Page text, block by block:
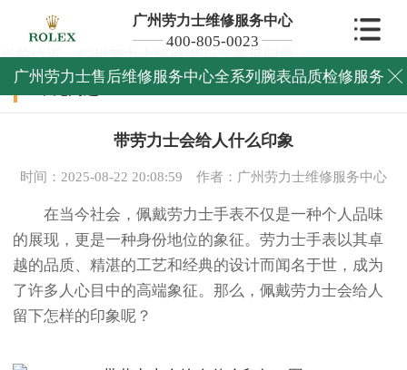
广州劳力士维修服务中心
400-805-0023
广州劳力士售后维修服务中心全系列腕表品质检修服务 
当前位置：广州劳力士维修中心>常见问题>
常见问题
带劳力士会给人什么印象
时间：2025-08-22 20:08:59 作者：广州劳力士维修服务中心
在当今社会，佩戴劳力士手表不仅是一种个人品味
的展现，更是一种身份地位的象征。劳力士手表以其卓
越的品质、精湛的工艺和经典的设计而闻名于世，成为
了许多人心目中的高端象征。那么，佩戴劳力士会给人
留下怎样的印象呢？